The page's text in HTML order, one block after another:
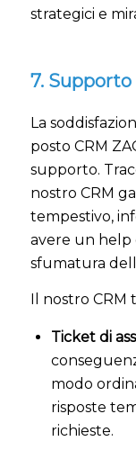
strategici e
7.
La
posto CRM
supporto.
nostro CRM
tempestivo,
avere un help
sfumatura
Il nostro CRM
Ticket di
modo
risposte
richieste.